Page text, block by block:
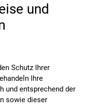
und
Schutz Ihrer
Ihre
und entsprechend der
sowie dieser